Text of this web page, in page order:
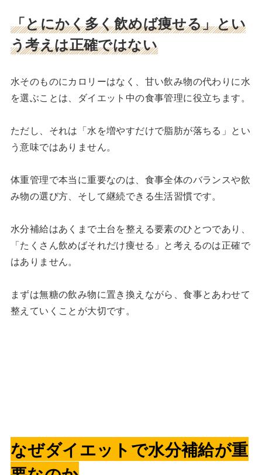
「とにかく多く飲めば痩せる」とい
う考えは正確ではない
水そのものにカロリーはなく、甘い飲み物の代わりに水
を選ぶことは、ダイエット中の食事管理に役立ちます。
ただし、それは「水を増やすだけで脂肪が落ちる」とい
う意味ではありません。
体重管理で本当に重要なのは、食事全体のバランスや飲
み物の選び方、そして継続できる生活習慣です。
水分補給はあくまで土台を整える要素のひとつであり、
「たくさん飲めばそれだけ痩せる」と考えるのは正確で
はありません。
まずは無糖の飲み物に置き換えながら、食事とあわせて
整えていくことが大切です。
なぜダイエットで水分補給が重